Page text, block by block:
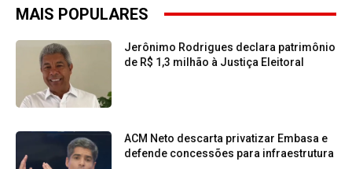
MAIS POPULARES
Jerônimo Rodrigues declara patrimônio
de R$ 1,3 milhão à Justiça Eleitoral
ACM Neto descarta privatizar Embasa e
defende concessões para infraestrutura